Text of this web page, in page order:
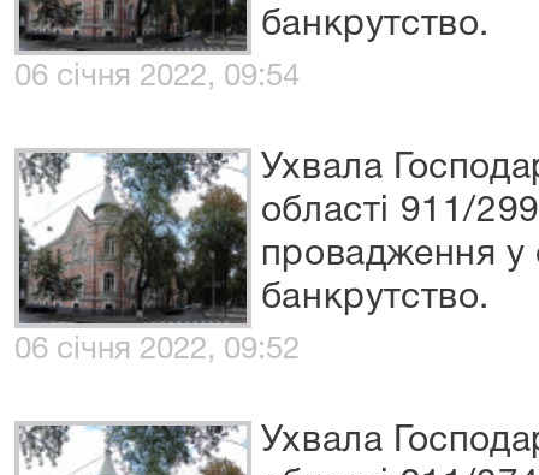
банкрутство.
06 січня 2022, 09:54
Ухвала
області 911/
провадження у
банкрутство.
06 січня 2022, 09:52
Ухвала